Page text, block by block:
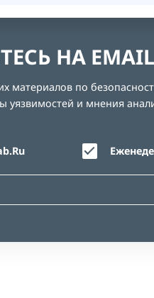
НА
материалов по
уязвимостей и мнения